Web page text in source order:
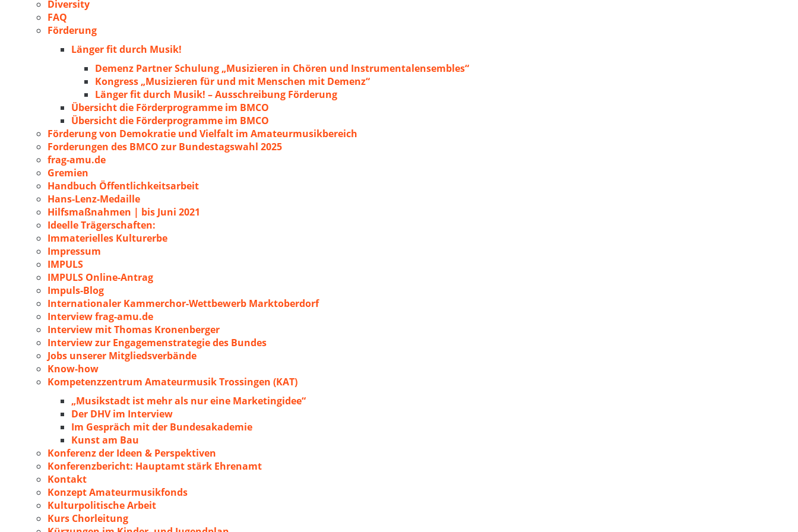
Diversity
FAQ
Förderung
Länger fit durch Musik!
Demenz Partner Schulung „Musizieren in Chören und Instrumentalensembles“
Kongress „Musizieren für und mit Menschen mit Demenz“
Länger fit durch Musik! – Ausschreibung Förderung
Übersicht die Förderprogramme im BMCO
Übersicht die Förderprogramme im BMCO
Förderung von Demokratie und Vielfalt im Amateurmusikbereich
Forderungen des BMCO zur Bundestagswahl 2025
frag-amu.de
Gremien
Handbuch Öffentlichkeitsarbeit
Hans-Lenz-Medaille
Hilfsmaßnahmen | bis Juni 2021
Ideelle Trägerschaften:
Immaterielles Kulturerbe
Impressum
IMPULS
IMPULS Online-Antrag
Impuls-Blog
Internationaler Kammerchor-Wettbewerb Marktoberdorf
Interview frag-amu.de
Interview mit Thomas Kronenberger
Interview zur Engagemenstrategie des Bundes
Jobs unserer Mitgliedsverbände
Know-how
Kompetenzzentrum Amateurmusik Trossingen (KAT)
„Musikstadt ist mehr als nur eine Marketingidee“
Der DHV im Interview
Im Gespräch mit der Bundesakademie
Kunst am Bau
Konferenz der Ideen & Perspektiven
Konferenzbericht: Hauptamt stärk Ehrenamt
Kontakt
Konzept Amateurmusikfonds
Kulturpolitische Arbeit
Kurs Chorleitung